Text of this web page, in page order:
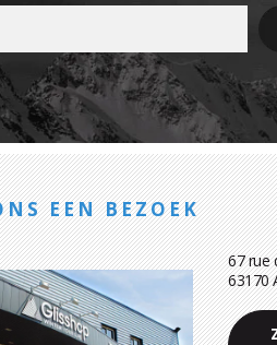
EEN BEZOEK
67 rue
63170